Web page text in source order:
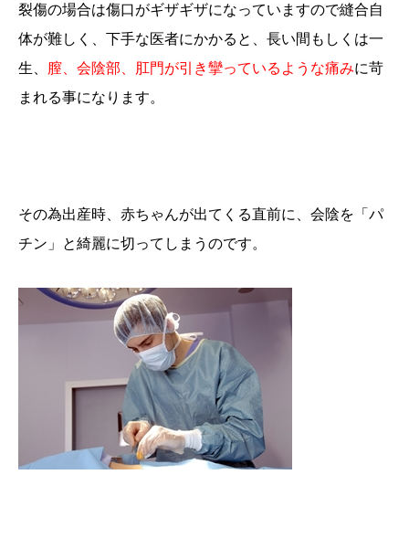
裂傷の場合は傷口がギザギザになっていますので縫合自
体が難しく、下手な医者にかかると、長い間もしくは一
生、 膣、会陰部、肛門が引き攣っているような痛みに苛
まれる事になります。
その為出産時、赤ちゃんが出てくる直前に、会陰を「パ
チン」と綺麗に切ってしまうのです。